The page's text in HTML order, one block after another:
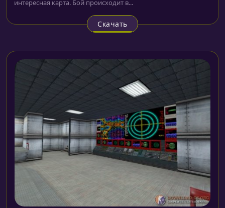
интересная карта. Бой происходит в...
Скачать